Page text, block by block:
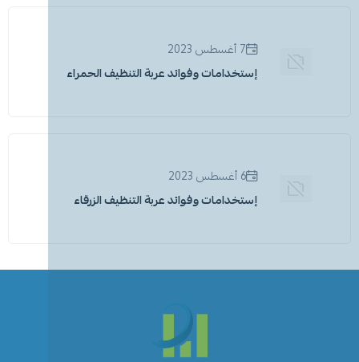
7 أغسطس 2023
إستخدامات وفوائد عربة التنظيف الحمراء
6 أغسطس 2023
إستخدامات وفوائد عربة التنظيف الزرقاء